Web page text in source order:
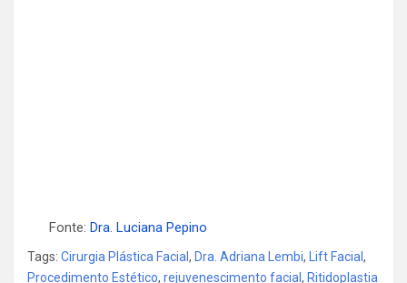
Fonte: Dra. Luciana Pepino
Tags: Cirurgia Plástica Facial, Dra. Adriana Lembi, Lift Facial,
Procedimento Estético, rejuvenescimento facial, Ritidoplastia